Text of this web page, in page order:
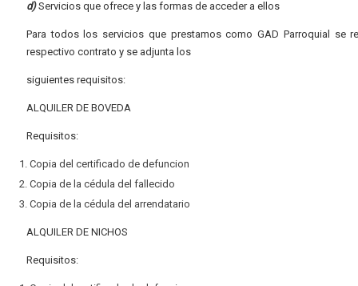
d)Servicios que ofrece y las formas de acceder a ellos
Para todos los servicios que prestamos como GAD Parroquial se
respectivo contrato y se adjunta los
siguientes requisitos:
ALQUILER DE BOVEDA
Requisitos:
Copia del certificado de defuncion
Copia de la cédula del fallecido
Copia de la cédula del arrendatario
ALQUILER DE NICHOS
Requisitos: